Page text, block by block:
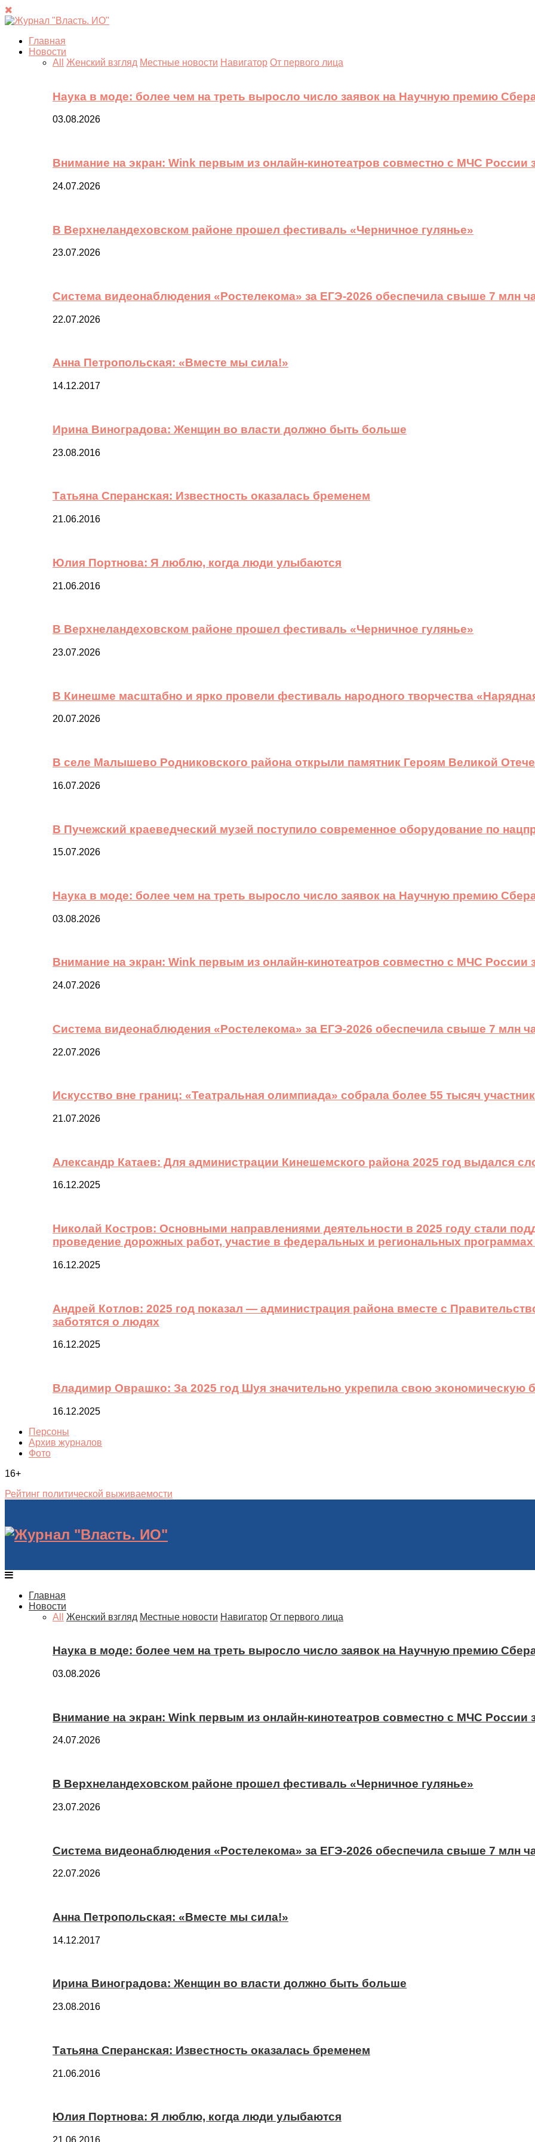
Главная
Новости
All
Женский взгляд Местные новости Навигатор От первого лица
Наука в моде: более чем на треть выросло число заявок на Научную премию
03.08.2026
Внимание на экран: Wink первым из онлайн-кинотеатров совместно с МЧС России
24.07.2026
В Верхнеландеховском районе прошел фестиваль «Черничное гулянье»
23.07.2026
Система видеонаблюдения «Ростелекома» за ЕГЭ-2026 обеспечила свыше 7 млн
22.07.2026
Анна Петропольская: «Вместе мы сила!»
14.12.2017
Ирина Виноградова: Женщин во власти должно быть больше
23.08.2016
Татьяна Сперанская: Известность оказалась бременем
21.06.2016
Юлия Портнова: Я люблю, когда люди улыбаются
21.06.2016
В Верхнеландеховском районе прошел фестиваль «Черничное гулянье»
23.07.2026
В Кинешме масштабно и ярко провели фестиваль народного творчества
20.07.2026
В селе Малышево Родниковского района открыли памятник Героям Великой
16.07.2026
В Пучежский краеведческий музей поступило современное оборудование по
15.07.2026
Наука в моде: более чем на треть выросло число заявок на Научную премию
03.08.2026
Внимание на экран: Wink первым из онлайн-кинотеатров совместно с МЧС России
24.07.2026
Система видеонаблюдения «Ростелекома» за ЕГЭ-2026 обеспечила свыше 7 млн
22.07.2026
Искусство вне границ: «Театральная олимпиада» собрала более 55 тысяч
21.07.2026
Александр Катаев: Для администрации Кинешемского района 2025 год выдался
16.12.2025
Николай Костров: Основными направлениями деятельности в 2025 году стали
проведение дорожных работ, участие в федеральных и региональных программах
16.12.2025
Андрей Котлов: 2025 год показал — администрация района вместе с
заботятся о людях
16.12.2025
Владимир Оврашко: За 2025 год Шуя значительно укрепила свою экономическую
16.12.2025
Персоны
Архив журналов
Фото
16+
Рейтинг политической выживаемости
Главная
Новости
All
Женский взгляд Местные новости Навигатор От первого лица
Наука в моде: более чем на треть выросло число заявок на Научную премию
03.08.2026
Внимание на экран: Wink первым из онлайн-кинотеатров совместно с МЧС России
24.07.2026
В Верхнеландеховском районе прошел фестиваль «Черничное гулянье»
23.07.2026
Система видеонаблюдения «Ростелекома» за ЕГЭ-2026 обеспечила свыше 7 млн
22.07.2026
Анна Петропольская: «Вместе мы сила!»
14.12.2017
Ирина Виноградова: Женщин во власти должно быть больше
23.08.2016
Татьяна Сперанская: Известность оказалась бременем
21.06.2016
Юлия Портнова: Я люблю, когда люди улыбаются
21.06.2016